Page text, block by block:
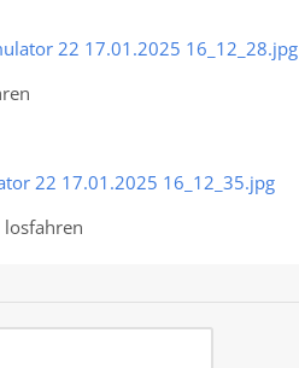
22 17.01.2025 16_12_28.jpg
22 17.01.2025 16_12_35.jpg
losfahren